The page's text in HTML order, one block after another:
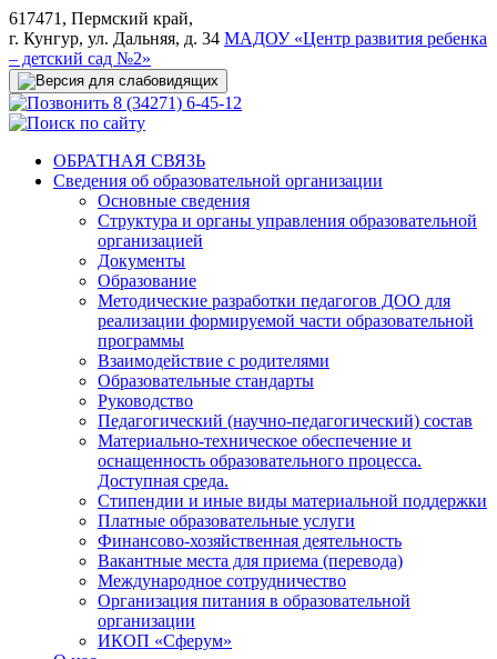
617471, Пермский край,
г. Кунгур, ул. Дальняя, д. 34 МАДОУ «Центр развития ребенка
– детский сад №2»
8 (34271) 6-45-12
ОБРАТНАЯ СВЯЗЬ
Сведения об образовательной организации
Основные сведения
Структура и органы управления образовательной
организацией
Документы
Образование
Методические разработки педагогов ДОО для
реализации формируемой части образовательной
программы
Взаимодействие с родителями
Образовательные стандарты
Руководство
Педагогический (научно-педагогический) состав
Материально-техническое обеспечение и
оснащенность образовательного процесса.
Доступная среда.
Стипендии и иные виды материальной поддержки
Платные образовательные услуги
Финансово-хозяйственная деятельность
Вакантные места для приема (перевода)
Международное сотрудничество
Организация питания в образовательной
организации
ИКОП «Сферум»